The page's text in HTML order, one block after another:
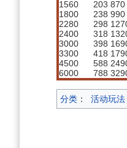
1560
203 870
1800
238 990
2280
298
2400
318
3000
398
3300
418
4500
588
6000
788
分类 ： 活动玩法